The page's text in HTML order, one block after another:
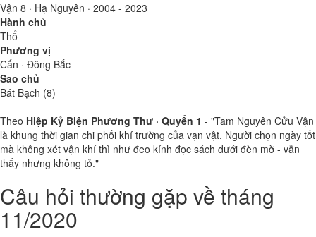
Vận 8 · Hạ Nguyên · 2004 - 2023
Hành chủ
Thổ
Phương vị
Cấn · Đông Bắc
Sao chủ
Bát Bạch (8)
Theo Hiệp Kỷ Biện Phương Thư · Quyển 1 - "Tam Nguyên Cửu Vận
là khung thời gian chi phối khí trường của vạn vật. Người chọn ngày tốt
mà không xét vận khí thì như đeo kính đọc sách dưới đèn mờ - vẫn
thấy nhưng không tỏ."
Câu hỏi thường gặp về tháng
11/2020